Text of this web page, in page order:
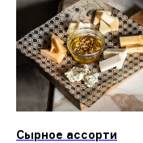
Сырное ассорти